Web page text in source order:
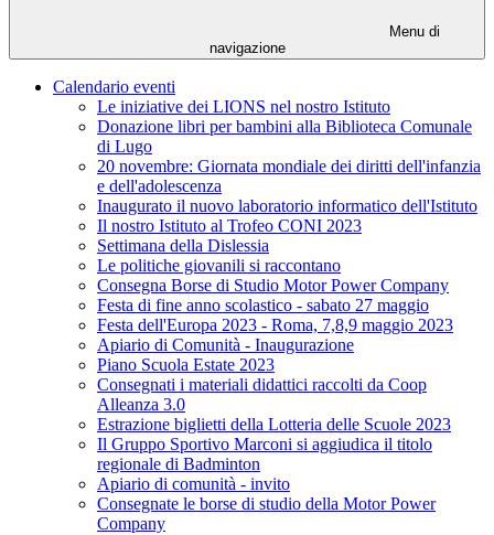
Menu di
navigazione
Calendario eventi
Le iniziative dei LIONS nel nostro Istituto
Donazione libri per bambini alla Biblioteca Comunale
di Lugo
20 novembre: Giornata mondiale dei diritti dell'infanzia
e dell'adolescenza
Inaugurato il nuovo laboratorio informatico dell'Istituto
Il nostro Istituto al Trofeo CONI 2023
Settimana della Dislessia
Le politiche giovanili si raccontano
Consegna Borse di Studio Motor Power Company
Festa di fine anno scolastico - sabato 27 maggio
Festa dell'Europa 2023 - Roma, 7,8,9 maggio 2023
Apiario di Comunità - Inaugurazione
Piano Scuola Estate 2023
Consegnati i materiali didattici raccolti da Coop
Alleanza 3.0
Estrazione biglietti della Lotteria delle Scuole 2023
Il Gruppo Sportivo Marconi si aggiudica il titolo
regionale di Badminton
Apiario di comunità - invito
Consegnate le borse di studio della Motor Power
Company